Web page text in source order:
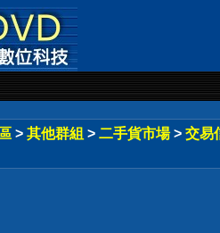
> 其他群組 > 二手貨市場 > 交易